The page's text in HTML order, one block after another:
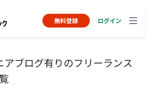
無料登録 ログイン
アブログ有りのフリーランス